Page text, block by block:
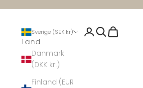
Sverige (SEK kr)
Land
Danmark
(DKK kr.)
Finland (EUR
Logga in
Sök